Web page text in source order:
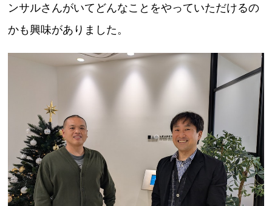
ンサルさんがいてどんなことをやっていただけるの
かも興味がありました。